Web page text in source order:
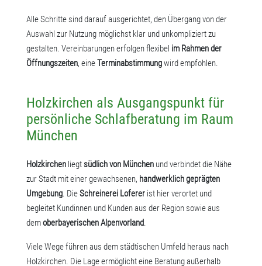
Alle Schritte sind darauf ausgerichtet, den Übergang von der
Auswahl zur Nutzung möglichst klar und unkompliziert zu
gestalten. Vereinbarungen erfolgen flexibel im Rahmen der
Öffnungszeiten, eineTerminabstimmungwird empfohlen.
Holzkirchen als Ausgangspunkt für
persönliche Schlafberatung im Raum
München
Holzkirchenliegtsüdlich von Münchenund verbindet die Nähe
zur Stadt mit einer gewachsenen, handwerklich geprägten
Umgebung. DieSchreinerei Lofererist hier verortet und
begleitet Kundinnen und Kunden aus der Region sowie aus
demoberbayerischen Alpenvorland.
Viele Wege führen aus dem städtischen Umfeld heraus nach
Holzkirchen. Die Lage ermöglicht eine Beratung außerhalb